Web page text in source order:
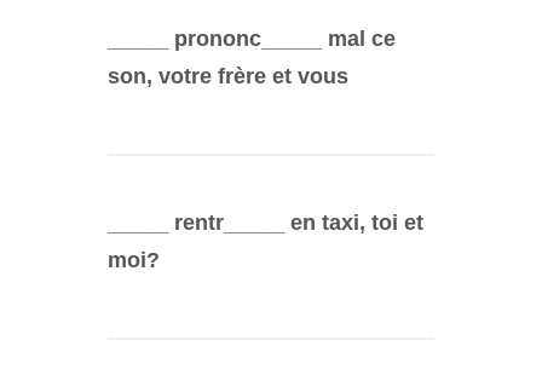
_____ prononc_____ mal ce
son, votre frère et vous
_____ rentr_____ en taxi, toi et
moi?